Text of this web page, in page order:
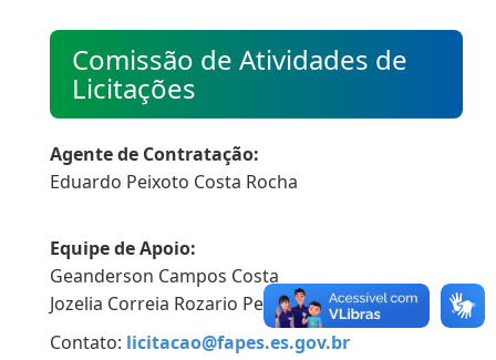
Comissão de Atividades de
Licitações
Agente de Contratação:
Eduardo Peixoto Costa Rocha
Equipe de Apoio:
Geanderson Campos Costa
Jozelia Correia Rozario Pereira
Contato: licitacao@fapes.es.gov.br